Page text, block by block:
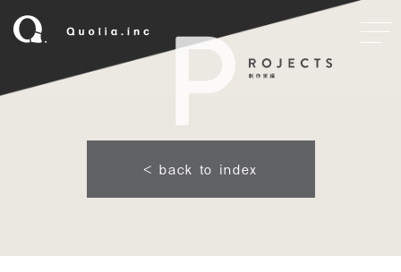
< back to index